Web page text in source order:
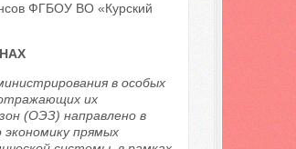
ФГБОУ ВО «Курский
в особых
их
(ОЭЗ) направлено в
экономику прямых